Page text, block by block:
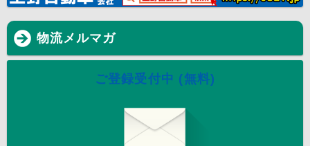
物流メルマガ
ご登録受付中 (無料)